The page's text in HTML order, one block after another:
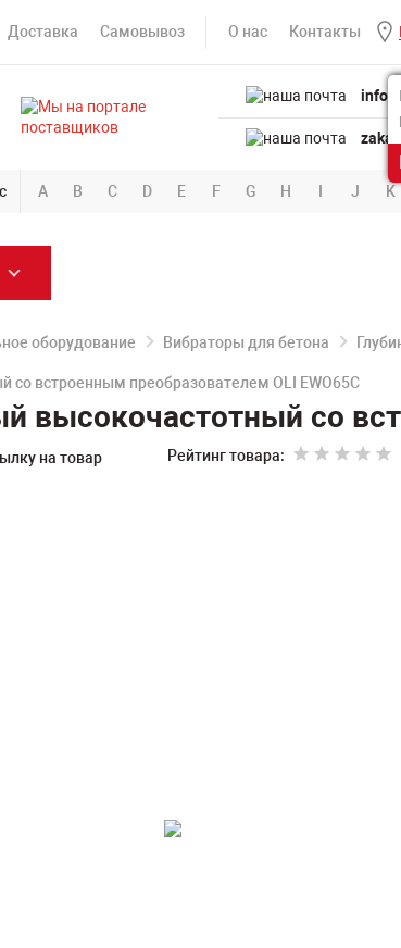
Доставка Самовывоз О нас Контакты
A B C D E F G H I J K
оборудование Вибраторы для бетона
со встроенным преобразователем OLI EWO65C
высокочастотный со
Рейтинг товара: